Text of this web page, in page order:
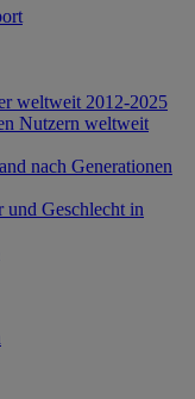
weltweit 2012-2025
Nutzern weltweit
nach Generationen
und Geschlecht in